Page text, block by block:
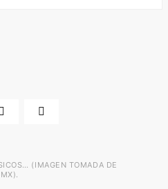
(IMAGEN TOMADA DE